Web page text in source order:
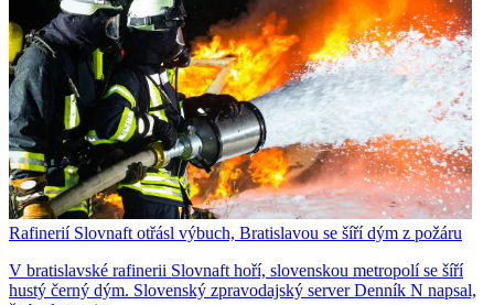
Rafinerií Slovnaft otřásl výbuch, Bratislavou se šíří dým z požáru
V bratislavské rafinerii Slovnaft hoří, slovenskou metropolí se šíří
hustý černý dým. Slovenský zpravodajský server Denník N napsal,